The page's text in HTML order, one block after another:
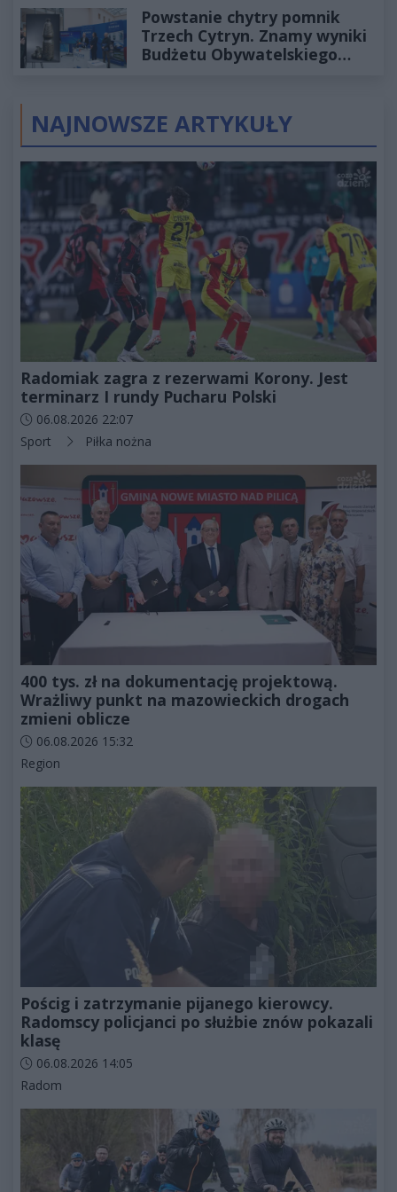
Powstanie chytry pomnik
Trzech Cytryn. Znamy wyniki
Budżetu Obywatelskiego
NAJNOWSZE ARTYKUŁY
Radomiak zagra z rezerwami Korony. Jest
terminarz I rundy Pucharu Polski
Data dodania artykułu:
06.08.2026 22:07
Kategorie artykułu:
Sport Piłka nożna
400 tys. zł na dokumentację projektową.
Wrażliwy punkt na mazowieckich drogach
zmieni oblicze
Data dodania artykułu:
06.08.2026 15:32
Kategorie artykułu:
Region
Pościg i zatrzymanie pijanego kierowcy.
Radomscy policjanci po służbie znów pokazali
klasę
Data dodania artykułu:
06.08.2026 14:05
Kategorie artykułu:
Radom